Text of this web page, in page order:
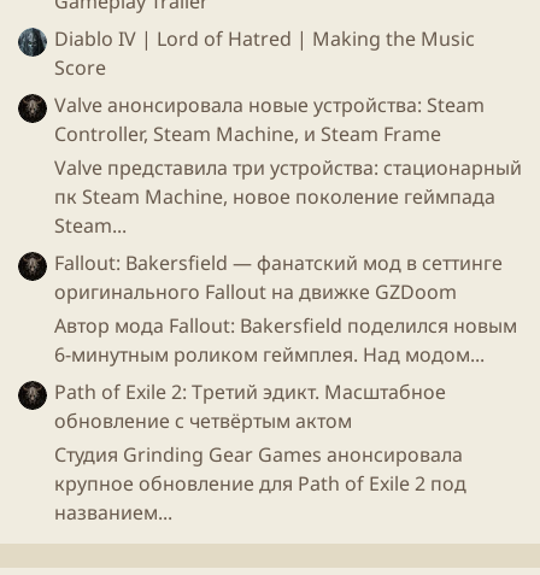
Diablo IV | Lord of Hatred | Making the Music
Score
Valve анонсировала новые устройства: Steam
Controller, Steam Machine, и Steam Frame
Valve представила три устройства: стационарный
пк Steam Machine, новое поколение геймпада
Steam...
Fallout: Bakersfield — фанатский мод в сеттинге
оригинального Fallout на движке GZDoom
Автор мода Fallout: Bakersfield поделился новым
6-минутным роликом геймплея. Над модом...
Path of Exile 2: Третий эдикт. Масштабное
обновление с четвёртым актом
Студия Grinding Gear Games анонсировала
крупное обновление для Path of Exile 2 под
названием...